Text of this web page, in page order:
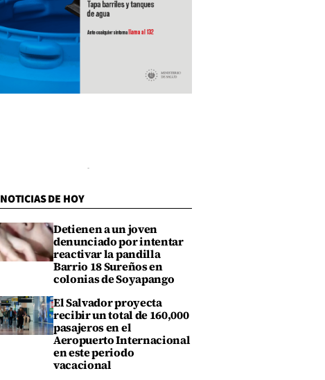
NOTICIAS DE HOY
Detienen a un joven
denunciado por intentar
reactivar la pandilla
Barrio 18 Sureños en
colonias de Soyapango
El Salvador proyecta
recibir un total de 160,000
pasajeros en el
Aeropuerto Internacional
en este periodo
vacacional